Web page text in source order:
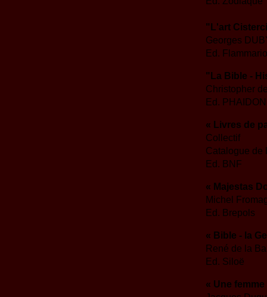
"L'art
Georges
Ed.
"La Bible -
Christopher
Ed. PHAIDON
« Livres de
Collectif
Catalogue de
Ed. BNF
« Majestas
Michel
Ed. Brepols
« Bible - la
René de la
Ed. Siloë
« Une